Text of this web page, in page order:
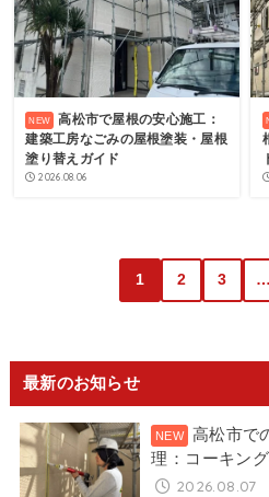
高松市で屋根の安心施工：
建築工房なごみの屋根塗装・屋根
塗り替えガイド
2026.08.06
1 2 3 …
最新のお知らせ
高松市で
理：コーキン
2026.08.07